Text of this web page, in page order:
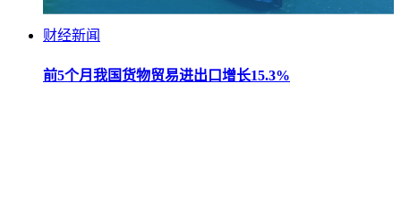
财经新闻
前5个月我国货物贸易进出口增长15.3%